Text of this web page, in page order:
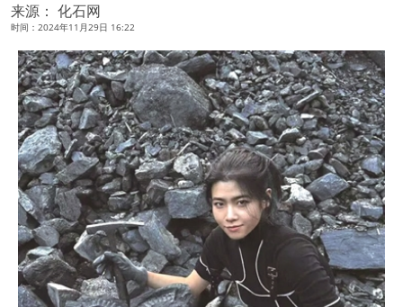
来源： 化石网
时间：2024年11月29日 16:22